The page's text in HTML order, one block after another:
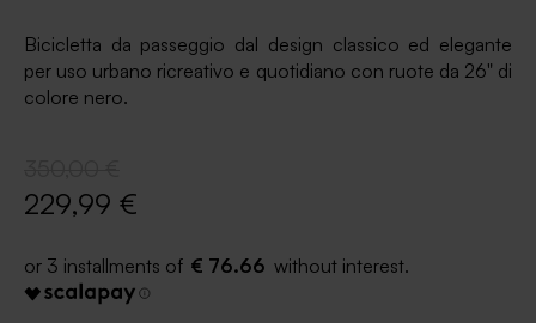
Bicicletta da passeggio dal design classico ed elegante
per uso urbano ricreativo e quotidiano con ruote da 26" di
colore nero.
229,99 €
€ 76.66